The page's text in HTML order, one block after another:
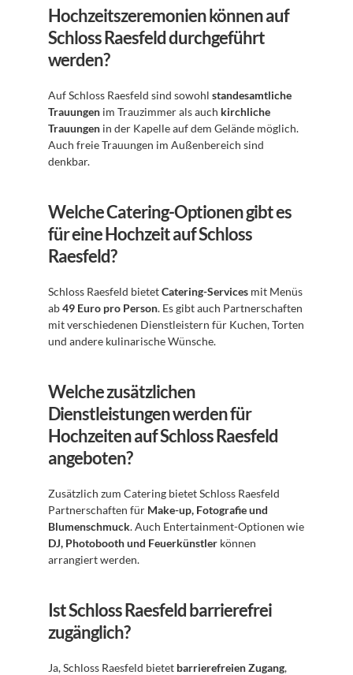
Hochzeitszeremonien können auf
Schloss Raesfeld durchgeführt
werden?
Auf Schloss Raesfeld sind sowohl standesamtliche
Trauungen im Trauzimmer als auch kirchliche
Trauungen in der Kapelle auf dem Gelände möglich.
Auch freie Trauungen im Außenbereich sind
denkbar.
Welche Catering-Optionen gibt es
für eine Hochzeit auf Schloss
Raesfeld?
Schloss Raesfeld bietet Catering-Services mit Menüs
ab 49 Euro pro Person. Es gibt auch Partnerschaften
mit verschiedenen Dienstleistern für Kuchen, Torten
und andere kulinarische Wünsche.
Welche zusätzlichen
Dienstleistungen werden für
Hochzeiten auf Schloss Raesfeld
angeboten?
Zusätzlich zum Catering bietet Schloss Raesfeld
Partnerschaften für Make-up, Fotografie und
Blumenschmuck
DJ, Photobooth und Feuerkünstler können
arrangiert werden.
Ist Schloss Raesfeld barrierefrei
zugänglich?
Ja, Schloss Raesfeld bietet barrierefreien Zugang,